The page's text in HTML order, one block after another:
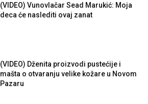
(VIDEO) Vunovlačar Sead Marukić: Moja
deca će naslediti ovaj zanat
(VIDEO) Dženita proizvodi pustećije i
mašta o otvaranju velike kožare u Novom
Pazaru